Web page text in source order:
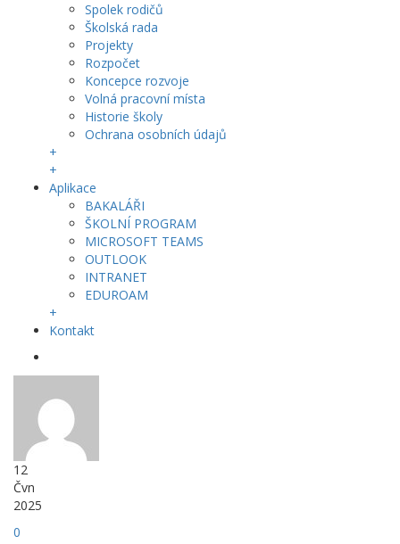
Spolek rodičů
Školská rada
Projekty
Rozpočet
Koncepce rozvoje
Volná pracovní místa
Historie školy
Ochrana osobních údajů
+
+
Aplikace
BAKALÁŘI
ŠKOLNÍ PROGRAM
MICROSOFT TEAMS
OUTLOOK
INTRANET
EDUROAM
+
Kontakt
12
Čvn
2025
0